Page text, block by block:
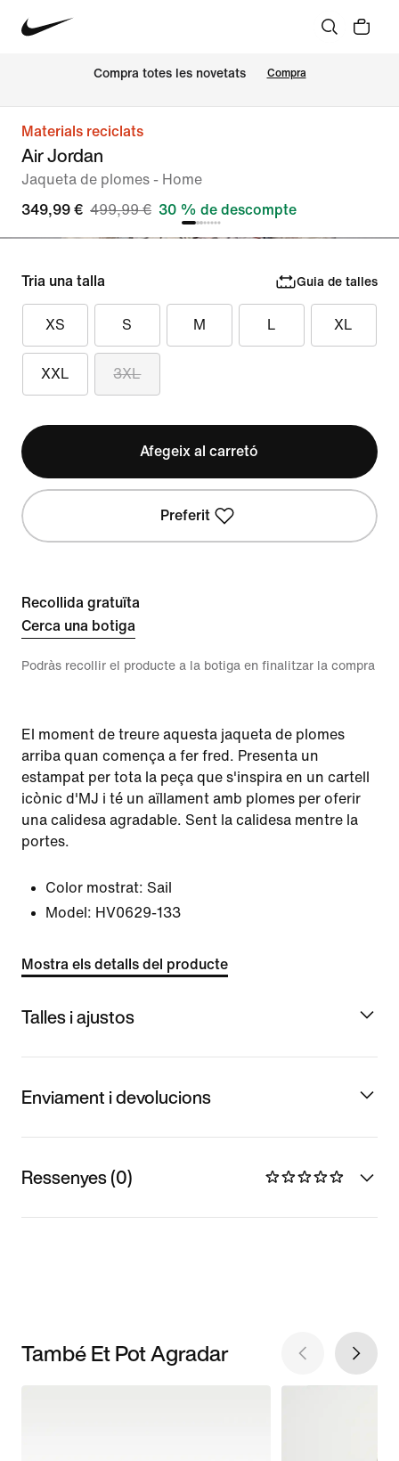
Compra totes les novetats Compra
Materials reciclats
Air Jordan
Jaqueta de plomes - Home
349,99 € 499,99 € 30 % de descompte
Tria una talla Guia de talles
XS S M L XL
XXL 3XL
Afegeix al carretó
Preferit
Recollida gratuïta
Cerca una botiga
Podràs recollir el producte a la botiga en finalitzar la compra
El moment de treure aquesta jaqueta de plomes
arriba quan comença a fer fred. Presenta un
estampat per tota la peça que s'inspira en un cartell
icònic d'MJ i té un aïllament amb plomes per oferir
una calidesa agradable. Sent la calidesa mentre la
portes.
Color mostrat: Sail
Model: HV0629-133
Mostra els detalls del producte
Talles i ajustos
Enviament i devolucions
Ressenyes (0)
També Et Pot Agradar